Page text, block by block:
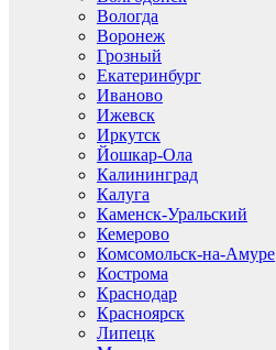
Вологда
Воронеж
Грозный
Екатеринбург
Иваново
Ижевск
Иркутск
Йошкар-Ола
Калининград
Калуга
Каменск-Уральский
Кемерово
Комсомольск-на-Амуре
Кострома
Краснодар
Красноярск
Липецк